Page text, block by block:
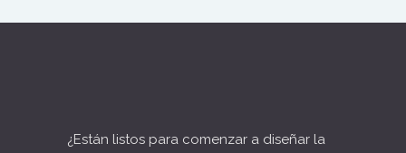
¿Están listos para comenzar a diseñar la